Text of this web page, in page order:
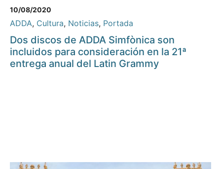
10/08/2020
ADDA, Cultura, Noticias, Portada
Dos discos de ADDA Simfònica son
incluidos para consideración en la 21ª
entrega anual del Latin Grammy